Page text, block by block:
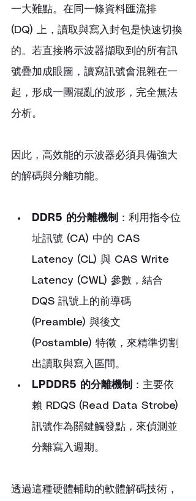
一大難點。在同一條資料匯流排
(DQ) 上，讀取與寫入封包是快速切換
的。若直接將示波器擷取到的所有訊
號疊加成眼圖，讀寫訊號會混雜在一
起，形成一團混亂的波形，完全無法
分析。
因此，高效能的示波器必須具備強大
的解碼與分離功能。
DDR5 的分離機制 ：利用指令位
址訊號 (CA) 中的 CAS
Latency (CL) 與 CAS Write
Latency (CWL) 參數，結合
DQS 訊號上的前導碼
(Preamble) 與後文
(Postamble) 特徵，來精準切割
出讀取與寫入區間。
LPDDR5 的分離機制 ：主要依
賴 RDQS (Read Data Strobe)
訊號作為關鍵觸發點，來偵測並
分離寫入週期。
透過這種硬體輔助的軟體解碼技術，